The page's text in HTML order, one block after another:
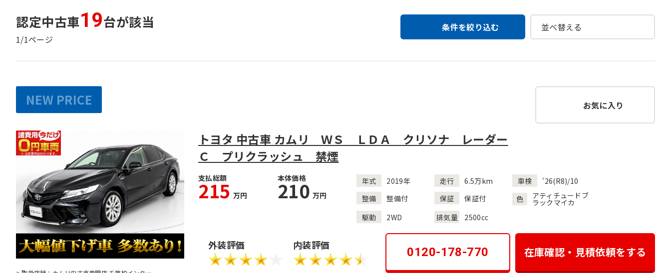
認定中古車19台が該当
1/1ページ
条件を絞り込む
お気に入り
NEW PRICE
トヨタ 中古車 カムリ ＷＳ ＬＤＡ クリソナ レーダー
Ｃ プリクラッシュ 禁煙
支払総額
215 万円
本体価格
210 万円
年式 2019年 走行 6.5万km 車検
'26(R8)/10
整備
整備付 保証 保証付 色 アティチュードブ
ラックマイカ
駆動
2WD 排気量 2500cc
外装評価 内装評価
0120-178-770 在庫確認・見積依頼をする